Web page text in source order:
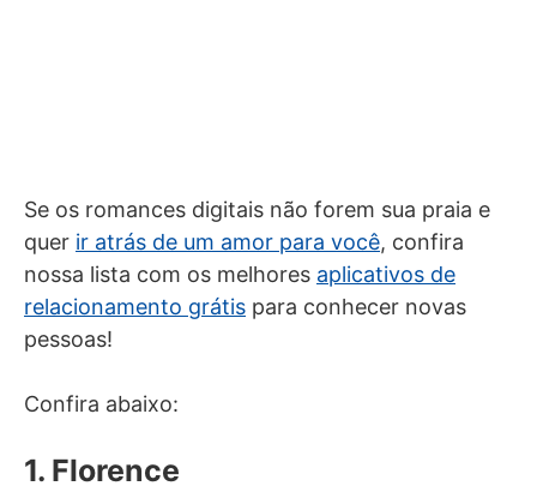
Se os romances digitais não forem sua praia e
quer ir atrás de um amor para você, confira
nossa lista com os melhores aplicativos de
relacionamento grátis para conhecer novas
pessoas!
Confira abaixo:
1. Florence